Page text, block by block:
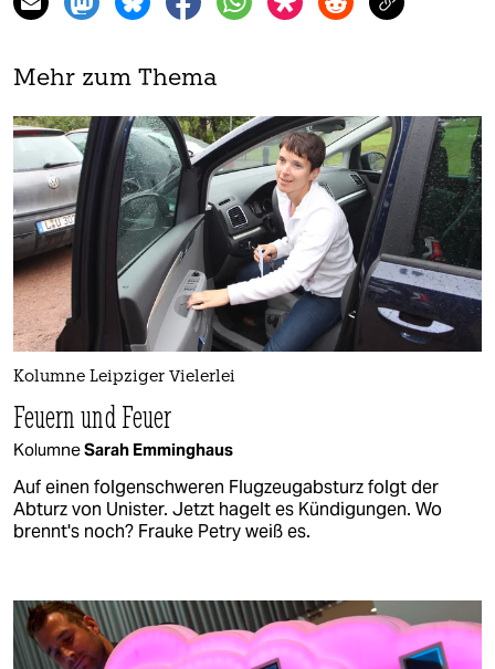
Mehr zum Thema
Kolumne Leipziger Vielerlei
Feuern und Feuer
KolumneSarah Emminghaus
Auf einen folgenschweren Flugzeugabsturz folgt der
Abturz von Unister. Jetzt hagelt es Kündigungen. Wo
brennt's noch? Frauke Petry weiß es.